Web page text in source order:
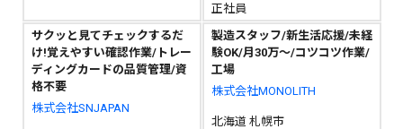
正社員
サクッと見てチェックするだ
け!覚えやすい確認作業/トレー
ディングカードの品質管理/資
格不要
株式会社SNJAPAN
製造スタッフ/新生活応援/未経
験OK/月30万～/コツコツ作業/
工場
株式会社MONOLITH
北海道 札幌市